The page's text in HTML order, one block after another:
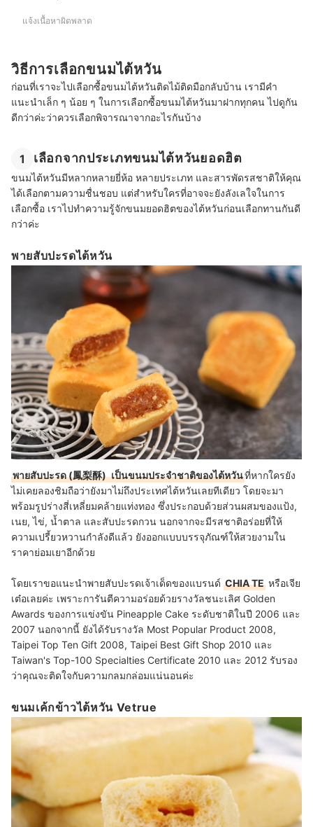
แจ้งเนื้อหาผิดพลาด
วิธีการเลือกขนมไต้หวัน
ก่อนที่เราจะไปเลือกซื้อขนมไต้หวันติดไม้ติดมือกลับบ้าน เรามีคำ
แนะนำเล็ก ๆ น้อย ๆ ในการเลือกซื้อขนมไต้หวันมาฝากทุกคน ไปดูกัน
ดีกว่าค่ะว่าควรเลือกพิจารณาจากอะไรกันบ้าง
1 เลือกจากประเภทขนมไต้หวันยอดฮิต
ขนมไต้หวันมีหลากหลายยี่ห้อ หลายประเภท และสารพัดรสชาติให้คุณ
ได้เลือกตามความชื่นชอบ แต่สำหรับใครที่อาจจะยังลังเลใจในการ
เลือกซื้อ เราไปทำความรู้จักขนมยอดฮิตของไต้หวันก่อนเลือกทานกันดี
กว่าค่ะ
พายสับปะรดไต้หวัน
พายสับปะรด (鳳梨酥) เป็นขนมประจำชาติของไต้หวันที่หากใครยัง
ไม่เคยลองชิมถือว่ายังมาไม่ถึงประเทศไต้หวันเลยทีเดียว โดยจะมา
พร้อมรูปร่างสี่เหลี่ยมคล้ายแท่งทอง ซึ่งประกอบด้วยส่วนผสมของแป้ง,
เนย, ไข่, น้ำตาล และสับปะรดกวน นอกจากจะมีรสชาติอร่อยที่ให้
ความเปรี้ยวหวานกำลังดีแล้ว ยังออกแบบบรรจุภัณฑ์ให้สวยงามใน
ราคาย่อมเยาอีกด้วย
โดยเราขอแนะนำพายสับปะรดเจ้าเด็ดของแบรนด์ CHIA TE หรือเจีย
เต๋อเลยค่ะ เพราะการันตีความอร่อยด้วยรางวัลชนะเลิศ Golden
Awards ของการแข่งขัน Pineapple Cake ระดับชาติในปี 2006 และ
2007 นอกจากนี้ ยังได้รับรางวัล Most Popular Product 2008,
Taipei Top Ten Gift 2008, Taipei Best Gift Shop 2010 และ
Taiwan's Top-100 Specialties Certificate 2010 และ 2012 รับรอง
ว่าคุณจะติดใจกับความกลมกล่อมแน่นอนค่ะ
ขนมเค้กข้าวไต้หวัน Vetrue